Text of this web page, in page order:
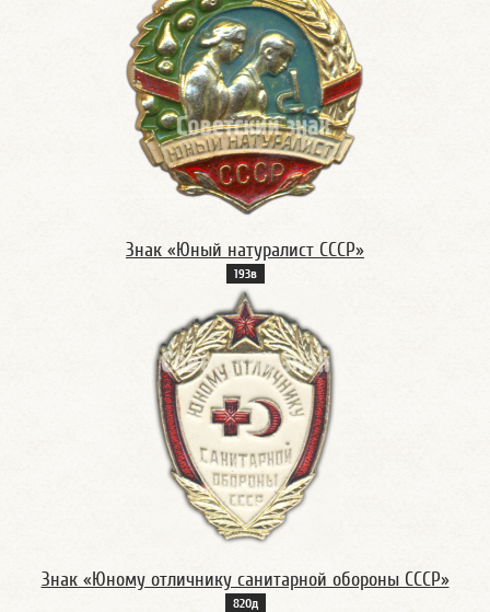
Знак «Юный натуралист СССР»
193в
Знак «Юному отличнику санитарной обороны СССР»
820д